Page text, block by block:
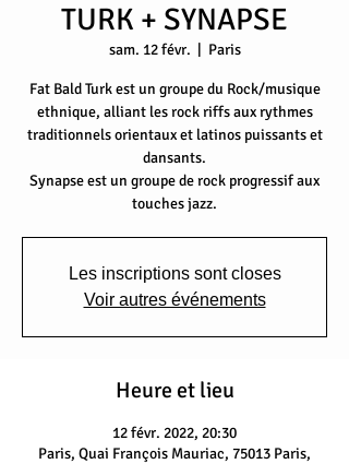
TURK + SYNAPSE
sam. 12 févr.
  |
Paris
Fat Bald Turk est un groupe du Rock/musique
ethnique, alliant les rock riffs aux rythmes
traditionnels orientaux et latinos puissants et
dansants.
Synapse est un groupe de rock progressif aux
touches jazz.
Les inscriptions sont closes
Voir autres événements
Heure et lieu
12 févr. 2022, 20:30
Paris, Quai François Mauriac, 75013 Paris,